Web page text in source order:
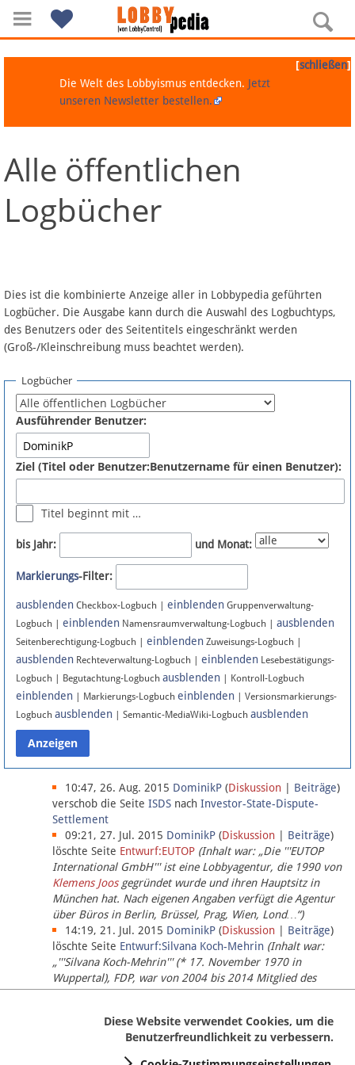
Navigation
Über Lobbypedia
Artikel nach Kategorien
FAQ
Fördermitglied werden
Fehler melden
Newsletter
Bluesky
Facebook
Instagram
Anmelden
Datenschutz
Über Lobbypedia
Impressum
[schließen]
Die Welt des Lobbyismus entdecken. Jetzt
unseren Newsletter bestellen.
Alle öffentlichen
Logbücher
Dies ist die kombinierte Anzeige aller in Lobbypedia geführten
Logbücher. Die Ausgabe kann durch die Auswahl des Logbuchtyps,
des Benutzers oder des Seitentitels eingeschränkt werden
(Groß-/Kleinschreibung muss beachtet werden).
Logbücher
Ausführender Benutzer:
Ziel (Titel oder Benutzer:Benutzername für einen Benutzer):
Titel beginnt mit …
bis Jahr: und Monat:
Markierungs-Filter:
ausblenden Checkbox-Logbuch | einblenden Gruppenverwaltung-
Logbuch | einblenden Namensraumverwaltung-Logbuch | ausblenden
Seitenberechtigung-Logbuch | einblenden Zuweisungs-Logbuch |
ausblenden Rechteverwaltung-Logbuch | einblenden Lesebestätigungs-
Logbuch | Begutachtung-Logbuch ausblenden | Kontroll-Logbuch
einblenden | Markierungs-Logbuch einblenden | Versionsmarkierungs-
Logbuch ausblenden | Semantic-MediaWiki-Logbuch ausblenden
10:47, 26. Aug. 2015 DominikP (Diskussion Beiträge)
verschob die Seite ISDS nach Investor-State-Dispute-
Settlement
09:21, 27. Jul. 2015 DominikP (Diskussion Beiträge)
löschte Seite Entwurf:EUTOP (Inhalt war: „Die '''EUTOP
International GmbH''' ist eine Lobbyagentur, die 1990 von
Klemens Joosgegründet wurde und ihren Hauptsitz in
München hat. Nach eigenen Angaben verfügt die Agentur
über Büros in Berlin, Brüssel, Prag, Wien, Lond…“)
14:19, 21. Jul. 2015 DominikP (Diskussion Beiträge)
löschte Seite Entwurf:Silvana Koch-Mehrin (Inhalt war:
„'''Silvana Koch-Mehrin''' (* 17. November 1970 in
Wuppertal), FDP, war von 2004 bis 2014 Mitglied des
Europäischen Parlaments, seit November 2014 ist sie für
Diese Website verwendet Cookies, um die
Benutzerfreundlichkeit zu verbessern.